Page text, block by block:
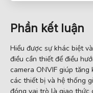
Phần kết luận
Hiểu được sự khác biệt
điều cần thiết để điều
camera ONVIF giúp
các thiết bị và hệ thống
đóng vai trò là giao thức